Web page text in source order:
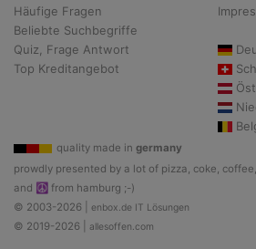
Häufige Fragen
Beliebte Suchbegriffe
Quiz, Frage Antwort
Top Kreditangebot
quality made in germany
prowdly presented by a lot of pizza, coke,
and ☮ from hamburg ;-)
© 2003-2026 | enbox.de IT Lösungen
© 2019-2026 | allesoffen.com